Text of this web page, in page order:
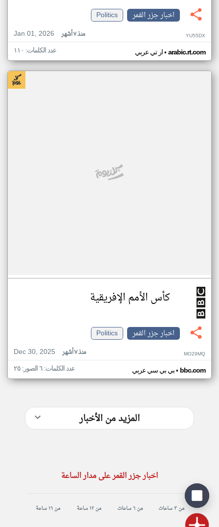
اخبار جزر القمر
Politics
Jan 01, 2026
منذ ٧ أشهر YU55DX
ار تي عربي• arabic.rt.com عدد الكلمات: ١١٠
كأس الأمم الإفريقية
اخبار جزر القمر
Politics
Dec 30, 2025
منذ ٧ أشهر MO29MQ
بي بي سي عربي• bbc.com عدد الكلمات: ٦ الصور: ٢٥
المزيد من الأخبار
اخبار جزر القمر على مدار الساعة
من ٣ ساعات من ٦ ساعات من ١٢ ساعة من ١٦ ساعة